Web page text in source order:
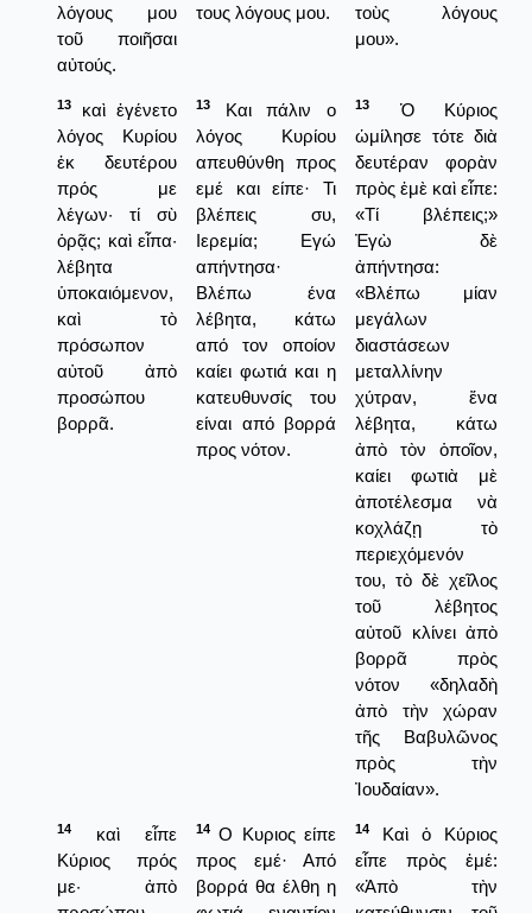
λόγους μου
τοῦ ποιῆσαι
αὐτούς.
τους λόγους μου.
τοὺς λόγους
μου».
13
καὶ ἐγένετο
λόγος Κυρίου
ἐκ δευτέρου
πρός με
λέγων· τί σὺ
ὁρᾷς; καὶ εἶπα·
λέβητα
ὑποκαιόμενον,
καὶ τὸ
πρόσωπον
αὐτοῦ ἀπὸ
προσώπου
βορρᾶ.
13
Και πάλιν ο
λόγος Κυρίου
απευθύνθη προς
εμέ και είπε· Τι
βλέπεις συ,
Ιερεμία; Εγώ
απήντησα·
Βλέπω ένα
λέβητα, κάτω
από τον οποίον
καίει φωτιά και η
κατευθυνσίς του
είναι από βορρά
προς νότον.
13
Ὁ Κύριος
ὡμίλησε τότε διὰ
δευτέραν φορὰν
πρὸς ἐμὲ καὶ εἶπε:
«Τί βλέπεις;»
Ἐγὼ δὲ
ἀπήντησα:
«Βλέπω μίαν
μεγάλων
διαστάσεων
μεταλλίνην
χύτραν, ἕνα
λέβητα, κάτω
ἀπὸ τὸν ὁποῖον,
καίει φωτιὰ μὲ
ἀποτέλεσμα νὰ
κοχλάζῃ τὸ
περιεχόμενόν
του, τὸ δὲ χεῖλος
τοῦ λέβητος
αὐτοῦ κλίνει ἀπὸ
βορρᾶ πρὸς
νότον «δηλαδὴ
ἀπὸ τὴν χώραν
τῆς Βαβυλῶνος
πρὸς τὴν
Ἰουδαίαν».
14
καὶ εἶπε
Κύριος πρός
με· ἀπὸ
14 Ο Κυριος είπε
προς εμέ· Από
βορρά θα έλθη η
14
Καὶ ὁ Κύριος
εἶπε πρὸς ἐμέ:
«Ἀπὸ τὴν